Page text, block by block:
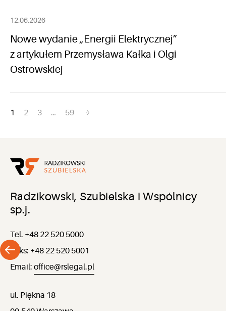
12.06.2026
Nowe wydanie „Energii Elektrycznej”
z artykułem Przemysława Kałka i Olgi
Ostrowskiej
Nawigacja
1 2 3 … 59
Radzikowski, Szubielska i Wspólnicy
sp.j.
Tel. +48 22 520 5000
Faks: +48 22 520 5001
Email: office@rslegal.pl
ul. Piękna 18